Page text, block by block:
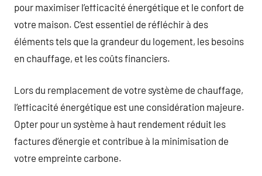
pour maximiser l’efficacité énergétique et le confort de
votre maison. C’est essentiel de réfléchir à des
éléments tels que la grandeur du logement, les besoins
en chauffage, et les coûts financiers.
Lors du remplacement de votre système de chauffage,
l’efficacité énergétique est une considération majeure.
Opter pour un système à haut rendement réduit les
factures d’énergie et contribue à la minimisation de
votre empreinte carbone.